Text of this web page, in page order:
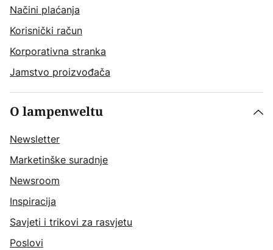
Načini plaćanja
Korisnički račun
Korporativna stranka
Jamstvo proizvođača
O lampenweltu
Newsletter
Marketinške suradnje
Newsroom
Inspiracija
Savjeti i trikovi za rasvjetu
Poslovi